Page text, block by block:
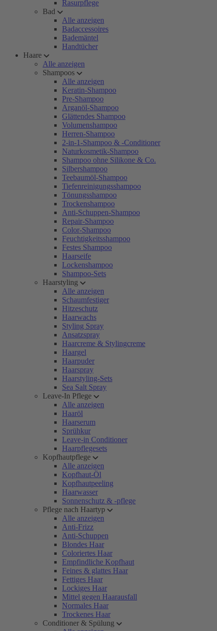
Rasurpflege
Bad
Alle anzeigen
Badaccessoires
Bademäntel
Handtücher
Haare
Alle anzeigen
Shampoos
Alle anzeigen
Keratin-Shampoo
Pre-Shampoo
Arganöl-Shampoo
Glättendes Shampoo
Volumenshampoo
Herren-Shampoo
2-in-1-Shampoo & -Conditioner
Naturkosmetik-Shampoo
Shampoo ohne Silikone & Co.
Silbershampoo
Teebaumöl-Shampoo
Tiefenreinigungsshampoo
Tönungsshampoo
Trockenshampoo
Anti-Schuppen-Shampoo
Repair-Shampoo
Color-Shampoo
Feuchtigkeitsshampoo
Festes Shampoo
Haarseife
Lockenshampoo
Shampoo-Sets
Haarstyling
Alle anzeigen
Schaumfestiger
Hitzeschutz
Haarwachs
Styling Spray
Ansatzspray
Haarcreme & Stylingcreme
Haargel
Haarpuder
Haarspray
Haarstyling-Sets
Sea Salt Spray
Leave-In Pflege
Alle anzeigen
Haaröl
Haarserum
Sprühkur
Leave-in Conditioner
Haarpflegesets
Kopfhautpflege
Alle anzeigen
Kopfhaut-Öl
Kopfhautpeeling
Haarwasser
Sonnenschutz & -pflege
Pflege nach Haartyp
Alle anzeigen
Anti-Frizz
Anti-Schuppen
Blondes Haar
Coloriertes Haar
Empfindliche Kopfhaut
Feines & glattes Haar
Fettiges Haar
Lockiges Haar
Mittel gegen Haarausfall
Normales Haar
Trockenes Haar
Conditioner & Spülung